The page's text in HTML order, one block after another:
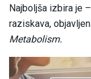
Najboljša izbira je
raziskava,
Metabolism.